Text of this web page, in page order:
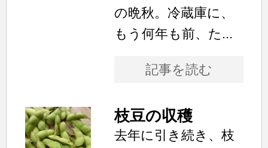
の晩秋。冷蔵庫に、
もう何年も前、た...
記事を読む
枝豆の収穫
去年に引き続き、枝